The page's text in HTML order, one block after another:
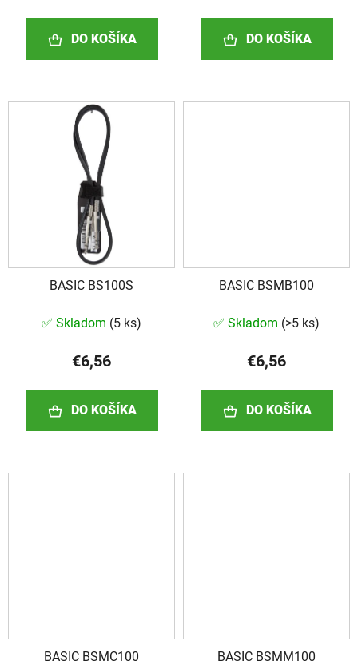
DO KOŠÍKA DO KOŠÍKA
BASIC BS100S
✅ Skladom (5 ks)
€6,56
DO KOŠÍKA
BASIC BSMB100
✅ Skladom (>5 ks)
€6,56
DO KOŠÍKA
BASIC BSMC100 BASIC BSMM100